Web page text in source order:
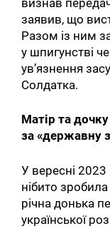
визнав
заявив, що
Разом із ним
у шпигунстві
ув’язнення
Солдатка.
Матір та
за «державну
У вересні
нібито зробила
річна донька
української